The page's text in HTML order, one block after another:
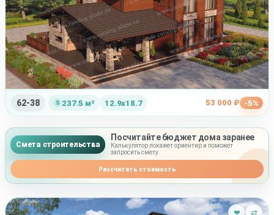
62-38 237.5 м² 12.9x18.7 53 000 ₽ -5%
Смета строительства
Посчитайте бюджет дома заранее
Калькулятор покажет ориентир и поможет
запросить смету.
Рассчитать стоимость
❤ ⇄